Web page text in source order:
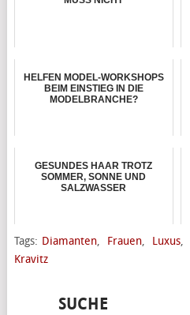
HELFEN MODEL-WORKSHOPS
BEIM EINSTIEG IN DIE
MODELBRANCHE?
GESUNDES HAAR TROTZ
SOMMER, SONNE UND
SALZWASSER
Tags: Diamanten, Frauen, Luxus,
Kravitz
SUCHE